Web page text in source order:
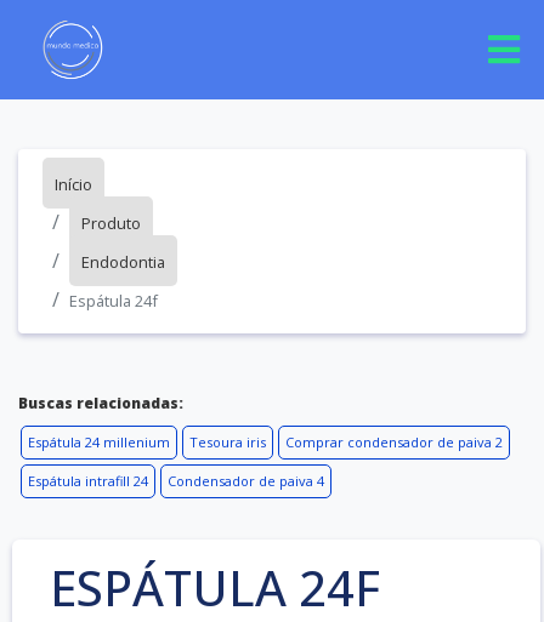
Início
Produto
Endodontia
Espátula 24f
Buscas relacionadas:
Espátula 24 millenium Tesoura iris Comprar condensador de paiva 2
Espátula intrafill 24 Condensador de paiva 4
ESPÁTULA 24F